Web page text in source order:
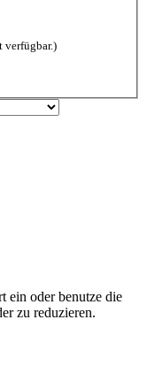
verfügbar.)
ein oder benutze die
zu reduzieren.